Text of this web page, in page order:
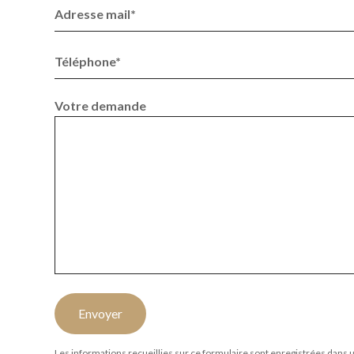
Adresse mail*
Téléphone*
Votre demande
Envoyer